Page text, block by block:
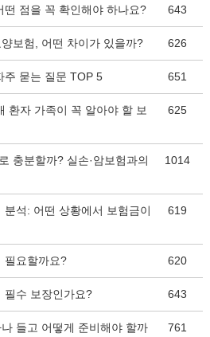
떤 점을 꼭 확인해야 하나요? 643
보험, 어떤 차이가 있을까? 626
주 묻는 질문 TOP 5 651
환자 가족이 꼭 알아야 할 보
625
충분할까? 실손·암보험과의
1014
분석: 어떤 상황에서 보험금이
619
필요할까요? 620
필수 보장인가요? 643
들고 어떻게 준비해야 할까
761